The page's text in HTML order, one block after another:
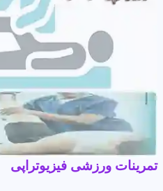
تمرینات ورزشی فیزیوتراپی